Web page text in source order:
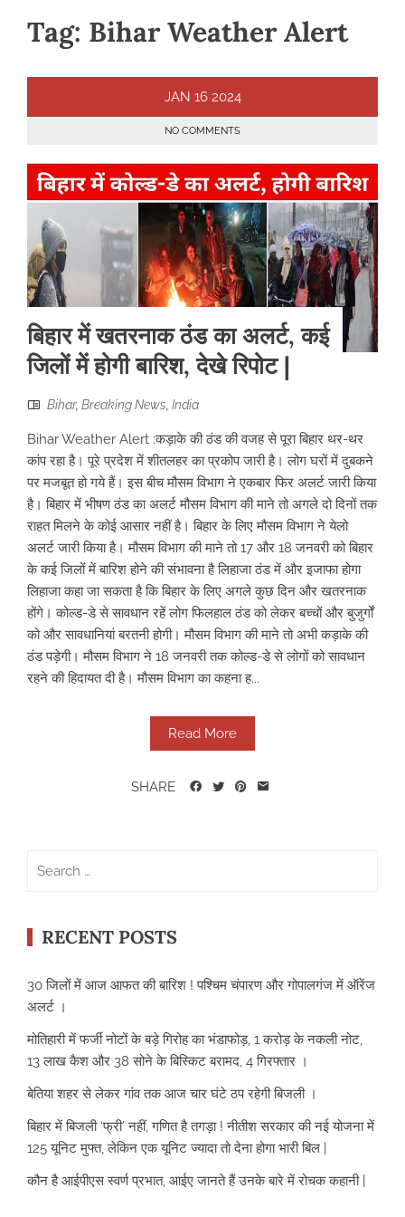
Tag: Bihar Weather Alert
JAN 16 2024
NO COMMENTS
बिहार में खतरनाक ठंड का अलर्ट, कई
जिलों में होगी बारिश, देखे रिपोट |
Bihar, Breaking News India
Bihar Weather Alert :कड़ाके की ठंड की वजह से पूरा बिहार थर-थर
कांप रहा है। पूरे प्रदेश में शीतलहर का प्रकोप जारी है। लोग घरों में दुबकने
पर मजबूत हो गये हैं। इस बीच मौसम विभाग ने एकबार फिर अलर्ट जारी किया
है। बिहार में भीषण ठंड का अलर्ट मौसम विभाग की माने तो अगले दो दिनों तक
राहत मिलने के कोई आसार नहीं है। बिहार के लिए मौसम विभाग ने येलो
अलर्ट जारी किया है। मौसम विभाग की माने तो 17 और 18 जनवरी को बिहार
के कई जिलों में बारिश होने की संभावना है लिहाजा ठंड में और इजाफा होगा
लिहाजा कहा जा सकता है कि बिहार के लिए अगले कुछ दिन और खतरनाक
होंगे। कोल्ड-डे से सावधान रहें लोग फिलहाल ठंड को लेकर बच्चों और बुजुर्गों
को और सावधानियां बरतनी होगी। मौसम विभाग की माने तो अभी कड़ाके की
ठंड पड़ेगी। मौसम विभाग ने 18 जनवरी तक कोल्ड-डे से लोगों को सावधान
रहने की हिदायत दी है। मौसम विभाग का कहना ह...
Read More
SHARE
RECENT POSTS
30 जिलों में आज आफत की बारिश ! पश्चिम चंपारण और गोपालगंज में ऑरेंज
अलर्ट ।
मोतिहारी में फर्जी नोटों के बड़े गिरोह का भंडाफोड़, 1 करोड़ के नकली नोट,
13 लाख कैश और 38 सोने के बिस्किट बरामद, 4 गिरफ्तार ।
बेतिया शहर से लेकर गांव तक आज चार घंटे ठप रहेगी बिजली ।
बिहार में बिजली ‘फ्री’ नहीं, गणित है तगड़ा ! नीतीश सरकार की नई योजना में
125 यूनिट मुफ्त, लेकिन एक यूनिट ज्यादा तो देना होगा भारी बिल |
कौन है आईपीएस स्वर्ण प्रभात, आईए जानते हैं उनके बारे में रोचक कहानी |